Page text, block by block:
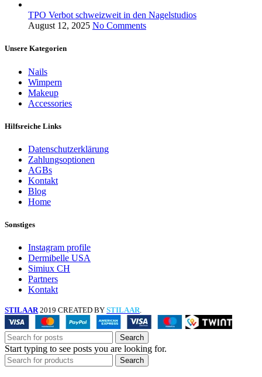
TPO Verbot schweizweit in den Nagelstudios
August 12, 2025 No Comments
Unsere Kategorien
Nails
Wimpern
Makeup
Accessories
Hilfsreiche Links
Datenschutzerklärung
Zahlungsoptionen
AGBs
Kontakt
Blog
Home
Sonstiges
Instagram profile
Dermibelle USA
Simiux CH
Partners
Kontakt
STILAAR 2019 CREATED BY STILAAR.
Search
Start typing to see posts you are looking for.
Search